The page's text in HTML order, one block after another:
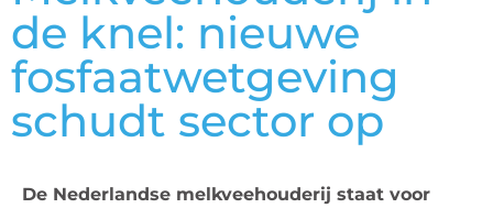
de knel: nieuwe
fosfaatwetgeving
schudt sector op
De Nederlandse melkveehouderij staat voor